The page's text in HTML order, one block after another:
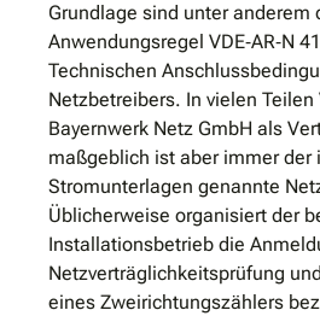
Grundlage sind unter anderem
Anwendungsregel VDE‐AR‐N
Technischen
Netzbetreibers. In vielen
Bayernwerk Netz GmbH als
maßgeblich ist aber immer der
Stromunterlagen genannte
Üblicherweise organisiert der
Installationsbetrieb die
Netzverträglichkeitsprüfung
eines Zwei­richtungszählers